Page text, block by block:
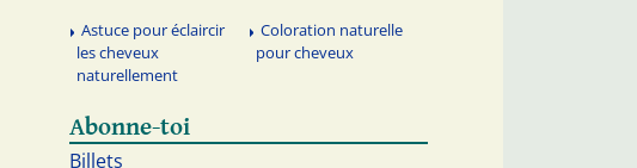
Astuce pour éclaircir
les cheveux
naturellement
Coloration naturelle
pour cheveux
Abonne-toi
Billets